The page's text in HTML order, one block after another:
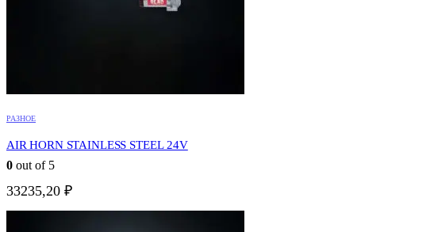
РАЗНОЕ
AIR HORN STAINLESS STEEL 24V
0 out of 5
33235,20 ₽